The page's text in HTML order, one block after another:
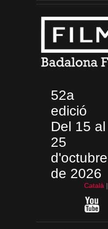
52a
edició
Del 15 al
25
d'octubre
de 2026
Català